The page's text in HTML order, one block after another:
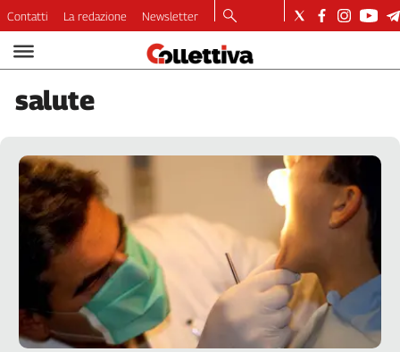
Video
Podcast
Dirette
Economia
Lavoro
Ambiente
Welfare
Internazionale
Culture
Contatti La redazione Newsletter
salute